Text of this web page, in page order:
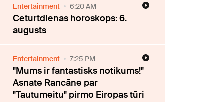
Entertainment 6:20 AM
Ceturtdienas horoskops: 6.
augusts
Entertainment 7:25 PM
"Mums ir fantastisks notikums!"
Asnate Rancāne par
"Tautumeitu" pirmo Eiropas tūri